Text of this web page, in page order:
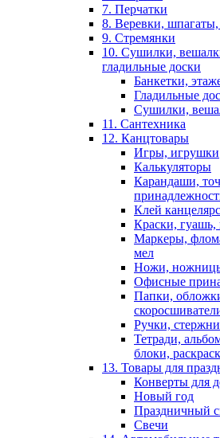
7. Перчатки
8. Веревки,
9. Стремянки
10. Сушилки,
гладильные доски
Банкетки,
Гладильные
Сушилки,
11. Сантехника
12. Канцтовары
Игры, игрушки
Калькуляторы
Карандаши,
Клей
Краски, гуашь,
Маркеры,
мел
Ножи,
Офисные
Папки,
Ручки, стержни
Тетради,
блоки,
13. Товары для
Конверты для
Новый год
Праздничный
Свечи